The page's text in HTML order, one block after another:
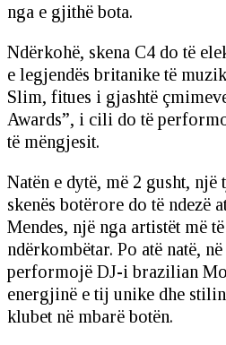
nga e gjithë bota.
Ndërkohë, skena C4 do të
e legjendës britanike të
Slim, fitues i gjashtë
Awards”, i cili do të
të mëngjesit.
Natën e dytë, më 2 gusht,
skenës botërore do të ndezë
Mendes, një nga artistët më
ndërkombëtar. Po atë natë,
performojë DJ-i brazilian
energjinë e tij unike dhe
klubet në mbarë botën.